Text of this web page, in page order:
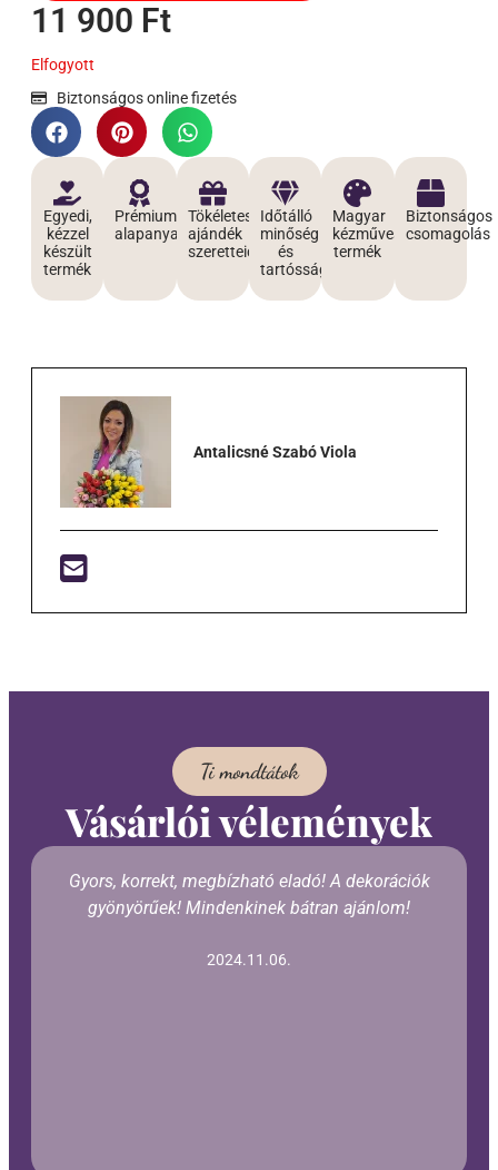
11 900 Ft
Elfogyott
Biztonságos online fizetés
Egyedi,
kézzel
készült
termék
Prémium
alapanyagokból
Tökéletes
ajándék
szeretteidnek
Időtálló
minőség
és
tartósság
Magyar
kézműves
termék
Biztonságos
csomagolás
Antalicsné Szabó Viola
Ti mondtátok
Vásárlói vélemények
Gyors, korrekt, megbízható eladó! A dekorációk
gyönyörűek! Mindenkinek bátran ajánlom!
2024.11.06.